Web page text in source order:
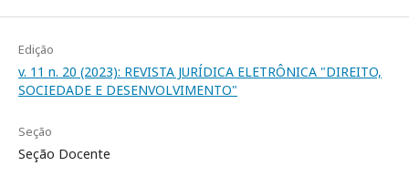
Edição
v. 11 n. 20 (2023): REVISTA JURÍDICA ELETRÔNICA "DIREITO,
SOCIEDADE E DESENVOLVIMENTO"
Seção
Seção Docente